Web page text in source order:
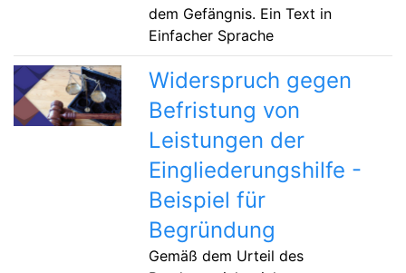
dem Gefängnis. Ein Text in
Einfacher Sprache
Widerspruch gegen
Befristung von
Leistungen der
Eingliederungshilfe -
Beispiel für
Begründung
Gemäß dem Urteil des